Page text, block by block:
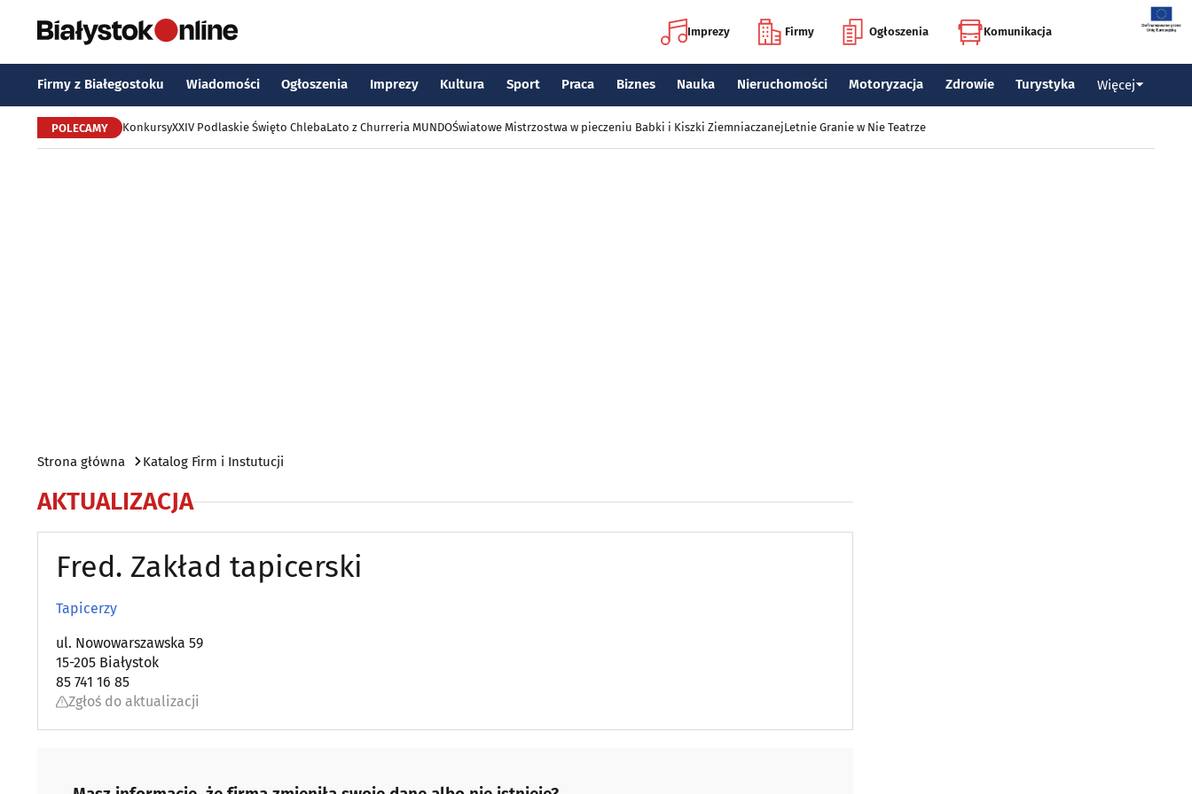
Imprezy Firmy Ogłoszenia Komunikacja
Firmy z Białegostoku Wiadomości Ogłoszenia Imprezy Kultura Sport Praca Biznes Nauka Nieruchomości Motoryzacja Zdrowie Turystyka Więcej
POLECAMY KonkursyXXIV Podlaskie Święto ChlebaLato z Churreria MUNDOŚwiatowe Mistrzostwa w pieczeniu Babki i Kiszki ZiemniaczanejLetnie Granie w Nie Teatrze
Strona główna Katalog Firm i Instutucji
AKTUALIZACJA
Fred. Zakład tapicerski
Tapicerzy
ul. Nowowarszawska 59
15-205 Białystok
85 741 16 85
Zgłoś do aktualizacji